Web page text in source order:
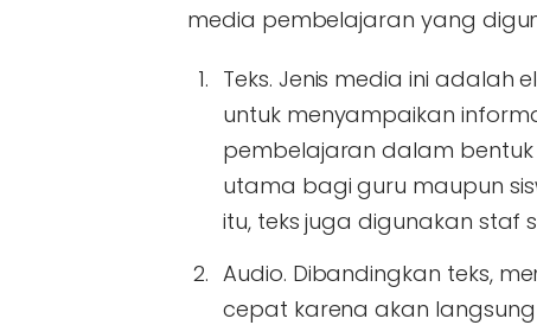
media pembelajaran yang
Teks. Jenis media ini adalah
untuk menyampaikan
pembelajaran dalam bentuk
utama bagi guru maupun
itu, teks juga digunakan staf
Audio. Dibandingkan teks,
cepat karena akan